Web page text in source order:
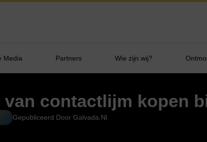
Media Partners Wie zijn wij?
van contactlijm kopen
Gepubliceerd Door Galvada.nl